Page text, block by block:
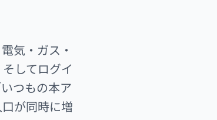
気・ガス・
してログイ
つもの本ア
が同時に増